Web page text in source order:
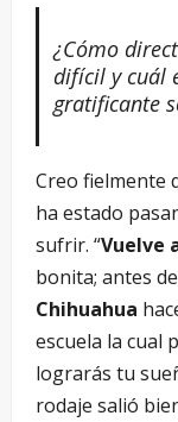
¿Cómo
difícil y cuál
gratificante
Creo fielmente
ha estado
sufrir. “Vuelve
bonita; antes
Chihuahua
escuela la cual
lograrás tu
rodaje salió